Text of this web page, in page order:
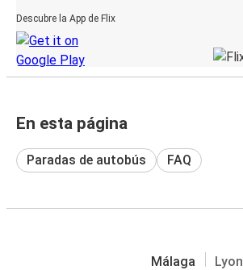
Descubre la App de Flix
En esta página
Paradas de autobús FAQ
Málaga Lyon